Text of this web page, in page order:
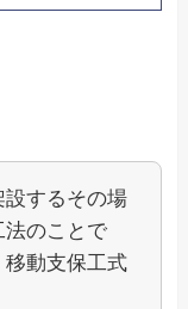
するその場
法のことで
動支保工式